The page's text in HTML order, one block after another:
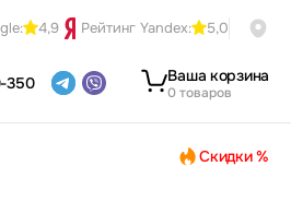
4,9 Рейтинг Yandex: 5,0
350 Ваша корзина
0 товаров
Скидки %